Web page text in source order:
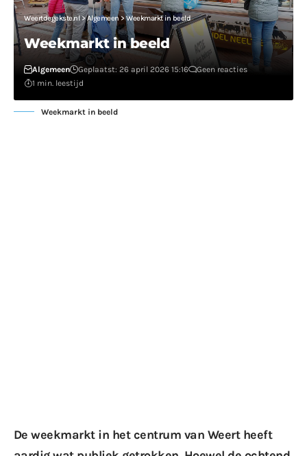
Weertdegekste.nl>Algemeen>Weekmarkt in beeld
Weekmarkt in beeld
Algemeen Geplaatst: 26 april 2026 15:16
Geen reacties
1 min. leestijd
Weekmarkt in beeld
De weekmarkt in het centrum van Weert heeft